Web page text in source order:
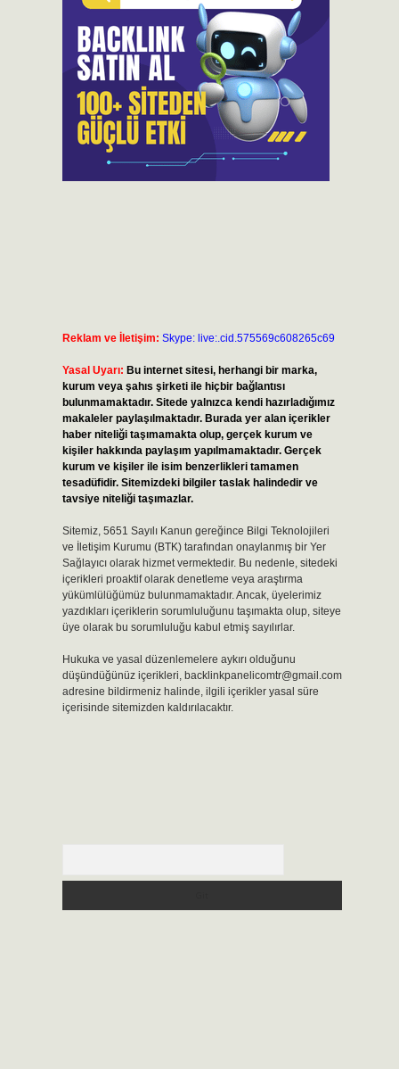
Reklam ve İletişim: Skype: live:.cid.575569c608265c69
Yasal Uyarı: Bu internet sitesi, herhangi bir marka,
kurum veya şahıs şirketi ile hiçbir bağlantısı
bulunmamaktadır. Sitede yalnızca kendi hazırladığımız
makaleler paylaşılmaktadır. Burada yer alan içerikler
haber niteliği taşımamakta olup, gerçek kurum ve
kişiler hakkında paylaşım yapılmamaktadır. Gerçek
kurum ve kişiler ile isim benzerlikleri tamamen
tesadüfidir. Sitemizdeki bilgiler taslak halindedir ve
tavsiye niteliği taşımazlar.
Sitemiz, 5651 Sayılı Kanun gereğince Bilgi Teknolojileri
ve İletişim Kurumu (BTK) tarafından onaylanmış bir Yer
Sağlayıcı olarak hizmet vermektedir. Bu nedenle, sitedeki
içerikleri proaktif olarak denetleme veya araştırma
yükümlülüğümüz bulunmamaktadır. Ancak, üyelerimiz
yazdıkları içeriklerin sorumluluğunu taşımakta olup, siteye
üye olarak bu sorumluluğu kabul etmiş sayılırlar.
Hukuka ve yasal düzenlemelere aykırı olduğunu
düşündüğünüz içerikleri, backlinkpanelicomtr@gmail.com
adresine bildirmeniz halinde, ilgili içerikler yasal süre
içerisinde sitemizden kaldırılacaktır.